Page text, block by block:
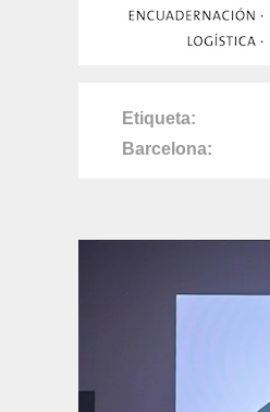
Etiqueta
Barcelona